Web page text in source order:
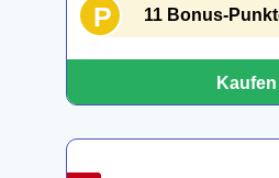
P 11 Bonus-
Kaufen